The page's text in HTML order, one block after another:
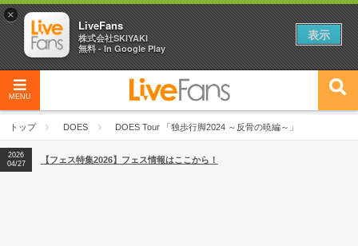
MENU
トップ DOES DOES Tour 「独歩行脚2024 ～反骨の暁編～」
2026
04/27
2026
【ライブ動員ランキング】2026年上半期編発表！
2026
04/27
【フェス特集2026】フェス情報はここから！
×
LiveFans
株式会社SKIYAKI
無料 - In Google Play
表示